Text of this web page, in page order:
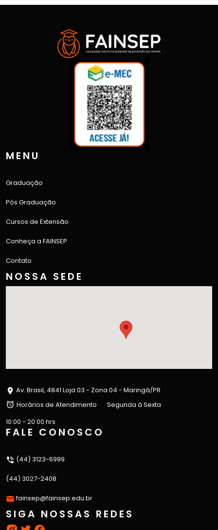
MENU
Graduação
Pós Graduação
Cursos de Extensão
Conheça a FAINSEP
Contato
NOSSA SEDE
Av. Brasil, 4841 Loja 03 - Zona 04 - Maringá/PR
Horários de Atendimento
Segunda à Sexta
10:00 - 20:00 hrs
FALE CONOSCO
(44) 3123-6999
(44) 3027-2408
fainsep@fainsep.edu.br
SIGA NOSSAS REDES